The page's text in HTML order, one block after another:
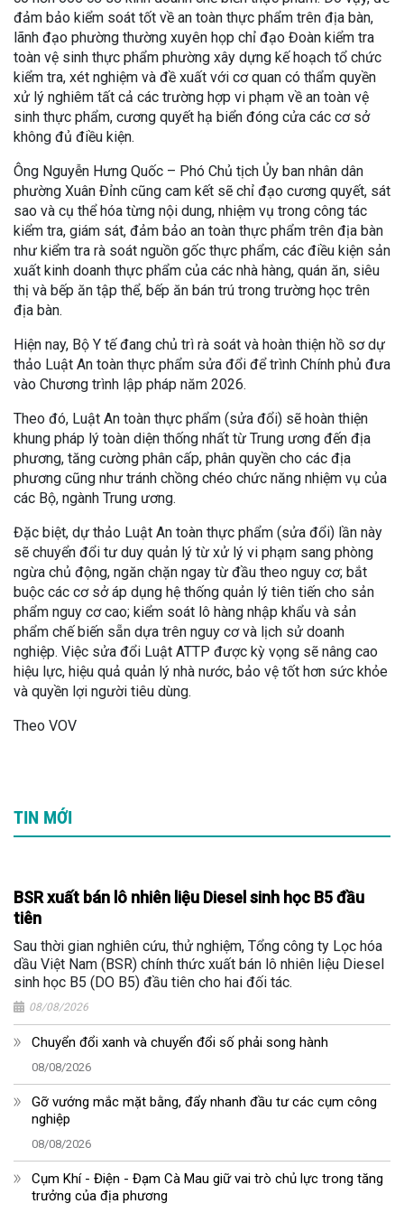
đảm bảo kiểm soát tốt về an toàn thực phẩm trên địa bàn,
lãnh đạo phường thường xuyên họp chỉ đạo Đoàn kiểm tra
toàn vệ sinh thực phẩm phường xây dựng kế hoạch tổ chức
kiểm tra, xét nghiệm và đề xuất với cơ quan có thẩm quyền
xử lý nghiêm tất cả các trường hợp vi phạm về an toàn vệ
sinh thực phẩm, cương quyết hạ biển đóng cửa các cơ sở
không đủ điều kiện.
Ông Nguyễn Hưng Quốc – Phó Chủ tịch Ủy ban nhân dân
phường Xuân Đỉnh cũng cam kết sẽ chỉ đạo cương quyết, sát
sao và cụ thể hóa từng nội dung, nhiệm vụ trong công tác
kiểm tra, giám sát, đảm bảo an toàn thực phẩm trên địa bàn
như kiểm tra rà soát nguồn gốc thực phẩm, các điều kiện sản
xuất kinh doanh thực phẩm của các nhà hàng, quán ăn, siêu
thị và bếp ăn tập thể, bếp ăn bán trú trong trường học trên
địa bàn.
Hiện nay, Bộ Y tế đang chủ trì rà soát và hoàn thiện hồ sơ dự
thảo Luật An toàn thực phẩm sửa đổi để trình Chính phủ đưa
vào Chương trình lập pháp năm 2026.
Theo đó, Luật An toàn thực phẩm (sửa đổi) sẽ hoàn thiện
khung pháp lý toàn diện thống nhất từ Trung ương đến địa
phương, tăng cường phân cấp, phân quyền cho các địa
phương cũng như tránh chồng chéo chức năng nhiệm vụ của
các Bộ, ngành Trung ương.
Đặc biệt, dự thảo Luật An toàn thực phẩm (sửa đổi) lần này
sẽ chuyển đổi tư duy quản lý từ xử lý vi phạm sang phòng
ngừa chủ động, ngăn chặn ngay từ đầu theo nguy cơ; bắt
buộc các cơ sở áp dụng hệ thống quản lý tiên tiến cho sản
phẩm nguy cơ cao; kiểm soát lô hàng nhập khẩu và sản
phẩm chế biến sẵn dựa trên nguy cơ và lịch sử doanh
nghiệp. Việc sửa đổi Luật ATTP được kỳ vọng sẽ nâng cao
hiệu lực, hiệu quả quản lý nhà nước, bảo vệ tốt hơn sức khỏe
và quyền lợi người tiêu dùng.
Theo VOV
TIN MỚI
BSR xuất bán lô nhiên liệu Diesel sinh học B5 đầu
tiên
Sau thời gian nghiên cứu, thử nghiệm, Tổng công ty Lọc hóa
dầu Việt Nam (BSR) chính thức xuất bán lô nhiên liệu Diesel
sinh học B5 (DO B5) đầu tiên cho hai đối tác.
08/08/2026
Chuyển đổi xanh và chuyển đổi số phải song hành
08/08/2026
Gỡ vướng mắc mặt bằng, đẩy nhanh đầu tư các cụm công
nghiệp
08/08/2026
Cụm Khí - Điện - Đạm Cà Mau giữ vai trò chủ lực trong tăng
trưởng của địa phương